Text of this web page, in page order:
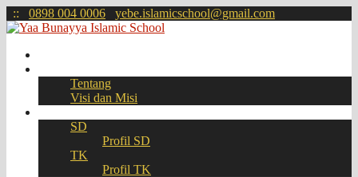
:: 0898 004 0006 yebe.islamicschool@gmail.com
Tentang
Visi dan Misi
SD
Profil SD
TK
Profil TK